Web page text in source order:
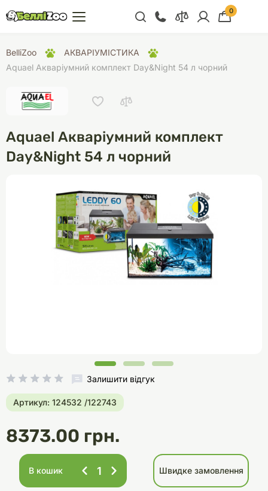
+38 (068) 300 91 91
Відділ продажу
+38 (099) 300 91 91
Відділ підтримки
+38 (068) 479 28
76
0
BelliZoo
АКВАРІУМІСТИКА
Aquael Акваріумний комплект Day&Night 54 л чорний
Aquael Акваріумний комплект
Day&Night 54 л чорний
Залишити відгук
Артикул: 124532 /122743
8373.00 грн.
В кошик Швидке замовлення